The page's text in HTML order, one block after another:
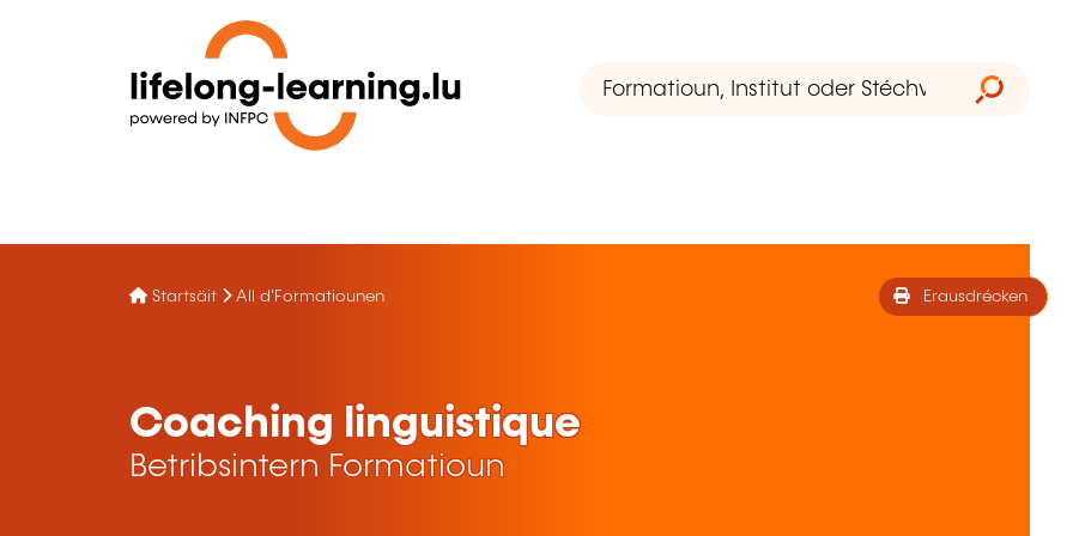
Startsäit All d'Formatiounen Erausdrécken
Coaching linguistique
Betribsintern Formatioun